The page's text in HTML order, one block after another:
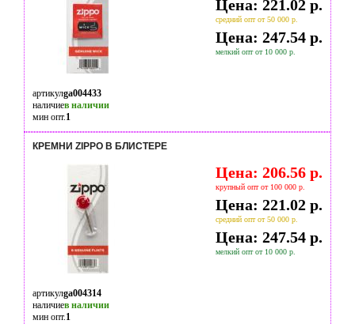
Цена: 221.02 р.
средний опт от 50 000 р.
Цена: 247.54 р.
мелкий опт от 10 000 р.
артикулga004433
наличиев наличии
мин опт.1
КРЕМНИ ZIPPO В БЛИСТЕРЕ
Цена: 206.56 р.
крупный опт от 100 000 р.
Цена: 221.02 р.
средний опт от 50 000 р.
Цена: 247.54 р.
мелкий опт от 10 000 р.
артикулga004314
наличиев наличии
мин опт.1